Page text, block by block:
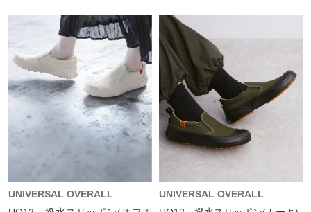
UNIVERSAL OVERALL
UNIVERSAL OVERALL